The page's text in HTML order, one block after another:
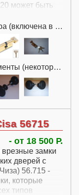
может быть
качестве
так и в
Возможная стандартная фурнитура (включена в цену):
Возможные дополнительные элементы (некоторые за дополнительную плату):
56715
- от 18 500 Р.
замки
дверей с
56.715 -
которые
типов